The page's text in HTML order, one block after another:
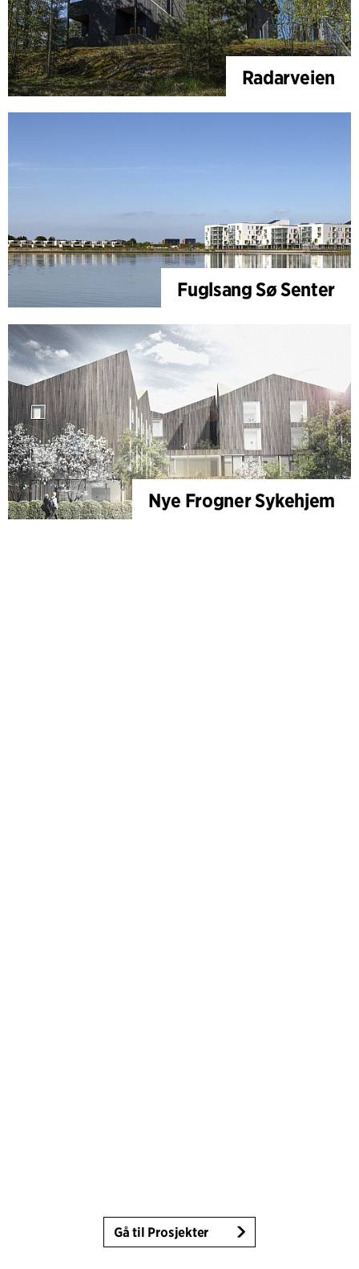
Radarveien
Fuglsang Sø Senter
Nye Frogner Sykehjem
Gå til Prosjekter